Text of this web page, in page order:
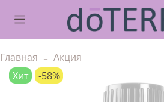
Главная Акция
Хит -58%